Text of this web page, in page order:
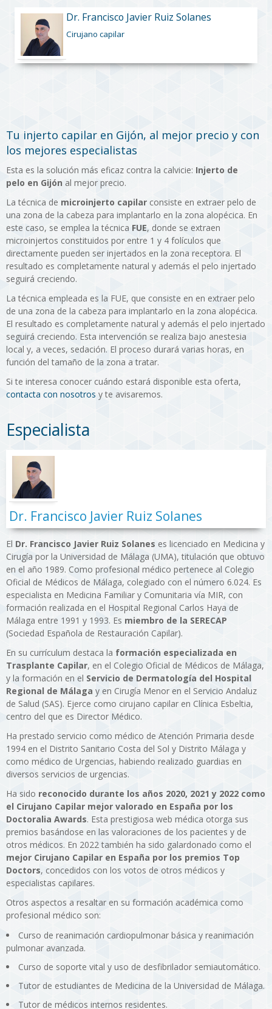
Dr. Francisco Javier Ruiz Solanes
Cirujano capilar
Tu injerto capilar en Gijón, al mejor precio y con
los mejores especialistas
Esta es la solución más eficaz contra la calvicie: Injerto de
pelo en Gijón al mejor precio.
La técnica de microinjerto capilar consiste en extraer pelo de
una zona de la cabeza para implantarlo en la zona alopécica. En
este caso, se emplea la técnica FUE, donde se extraen
microinjertos constituidos por entre 1 y 4 folículos que
directamente pueden ser injertados en la zona receptora. El
resultado es completamente natural y además el pelo injertado
seguirá creciendo.
La técnica empleada es la FUE, que consiste en en extraer pelo
de una zona de la cabeza para implantarlo en la zona alopécica.
El resultado es completamente natural y además el pelo injertado
seguirá creciendo. Esta intervención se realiza bajo anestesia
local y, a veces, sedación. El proceso durará varias horas, en
función del tamaño de la zona a tratar.
Si te interesa conocer cuándo estará disponible esta oferta,
contacta con nosotros y te avisaremos.
Especialista
Dr. Francisco Javier Ruiz Solanes
El Dr. Francisco Javier Ruiz Solanes es licenciado en Medicina y
Cirugía por la Universidad de Málaga (UMA), titulación que obtuvo
en el año 1989. Como profesional médico pertenece al Colegio
Oficial de Médicos de Málaga, colegiado con el número 6.024. Es
especialista en Medicina Familiar y Comunitaria vía MIR, con
formación realizada en el Hospital Regional Carlos Haya de
Málaga entre 1991 y 1993. Es miembro de la SERECAP
(Sociedad Española de Restauración Capilar).
En su currículum destaca la formación especializada en
Trasplante Capilar, en el Colegio Oficial de Médicos de Málaga,
y la formación en el Servicio de Dermatología del Hospital
Regional de Málaga y en Cirugía Menor en el Servicio Andaluz
de Salud (SAS). Ejerce como cirujano capilar en Clínica Esbeltia,
centro del que es Director Médico.
Ha prestado servicio como médico de Atención Primaria desde
1994 en el Distrito Sanitario Costa del Sol y Distrito Málaga y
como médico de Urgencias, habiendo realizado guardias en
diversos servicios de urgencias.
Ha sido reconocido durante los años 2020, 2021 y 2022 como
el Cirujano Capilar mejor valorado en España por los
Doctoralia Awards. Esta prestigiosa web médica otorga sus
premios basándose en las valoraciones de los pacientes y de
otros médicos. En 2022 también ha sido galardonado como el
mejor Cirujano Capilar en España por los premios Top
Doctors, concedidos con los votos de otros médicos y
especialistas capilares.
Otros aspectos a resaltar en su formación académica como
profesional médico son:
Curso de reanimación cardiopulmonar básica y reanimación
pulmonar avanzada.
Curso de soporte vital y uso de desfibrilador semiautomático.
Tutor de estudiantes de Medicina de la Universidad de Málaga.
Tutor de médicos internos residentes.